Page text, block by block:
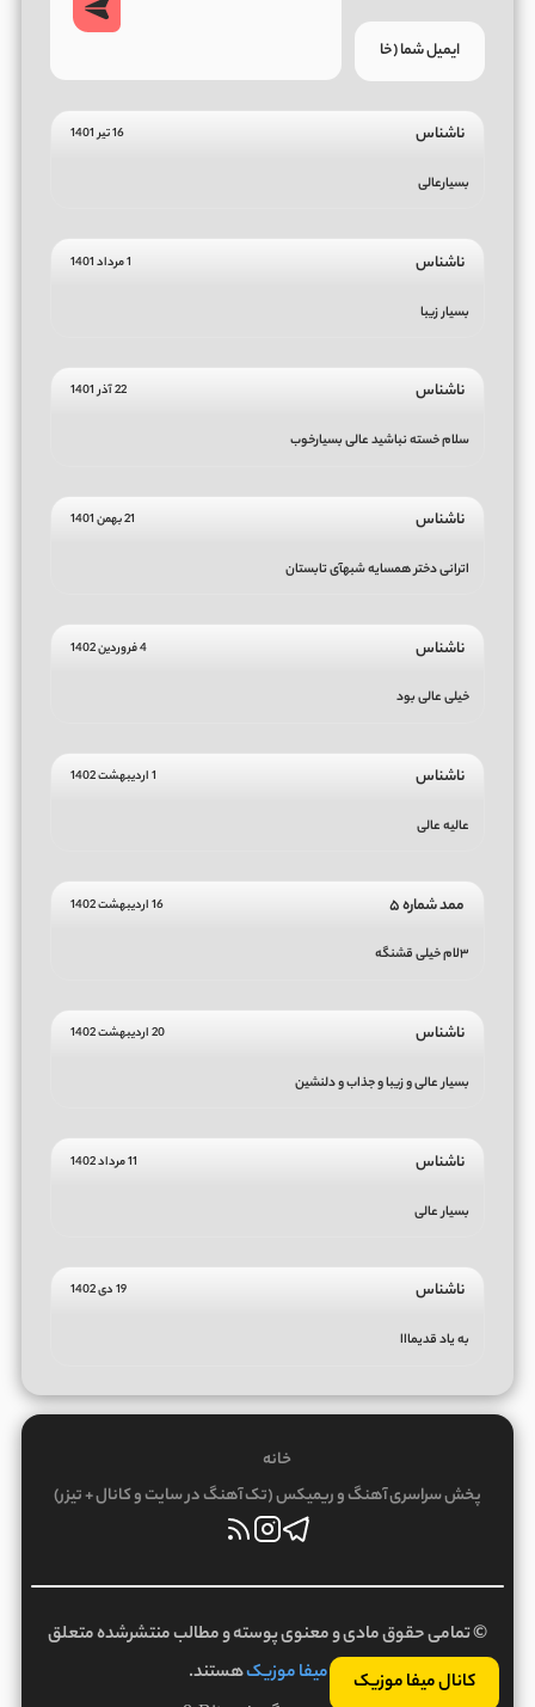
کانال میفا موزیک
ناشناس 16 تیر 1401
بسیار‌عالی
ناشناس 1 مرداد 1401
بسیار زیبا
ناشناس 22 آذر 1401
سلام خسته نباشید عالی بسیارخوب
ناشناس 21 بهمن 1401
اترانی دختر همسایه شبهآی تابستان
ناشناس 4 فروردین 1402
خیلی عالی بود
ناشناس 1 اردیبهشت 1402
عالیه عالی
ممد شماره ۵ 16 اردیبهشت 1402
۳لام خیلی قشنگه
ناشناس 20 اردیبهشت 1402
بسیار عالی و زیبا و جذاب و دلنشین
ناشناس 11 مرداد 1402
بسیار عالی
ناشناس 19 دی 1402
به یاد قدیمااا
خانه
پخش سراسری آهنگ و ریمیکس (تک آهنگ در سایت و کانال + تیزر)
© تمامی حقوق مادی و معنوی پوسته و مطالب منتشرشده متعلق
بهمیفا موزیکهستند.